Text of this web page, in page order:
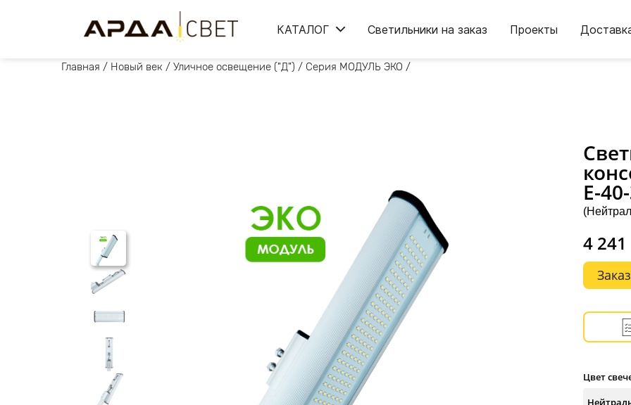
КАТАЛОГ Светильники на заказ Проекты
Главная / Новый век / Уличное освещение ("Д") / Серия МОДУЛЬ ЭКО /
Е-
4
Цвет